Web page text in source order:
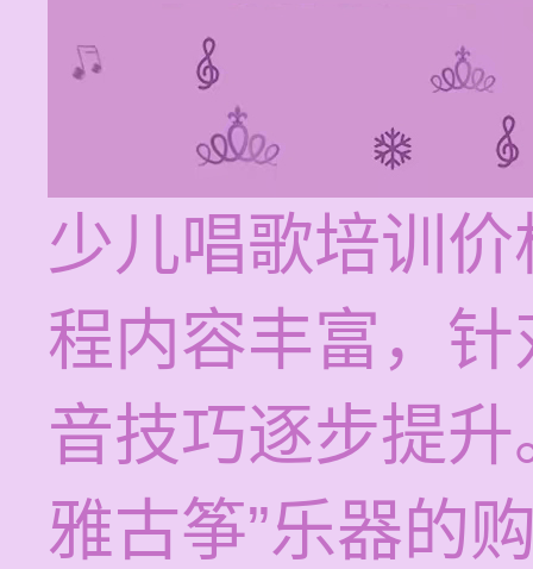
少儿唱歌培训
程内容丰富，
音技巧逐步提
雅古筝”乐器的